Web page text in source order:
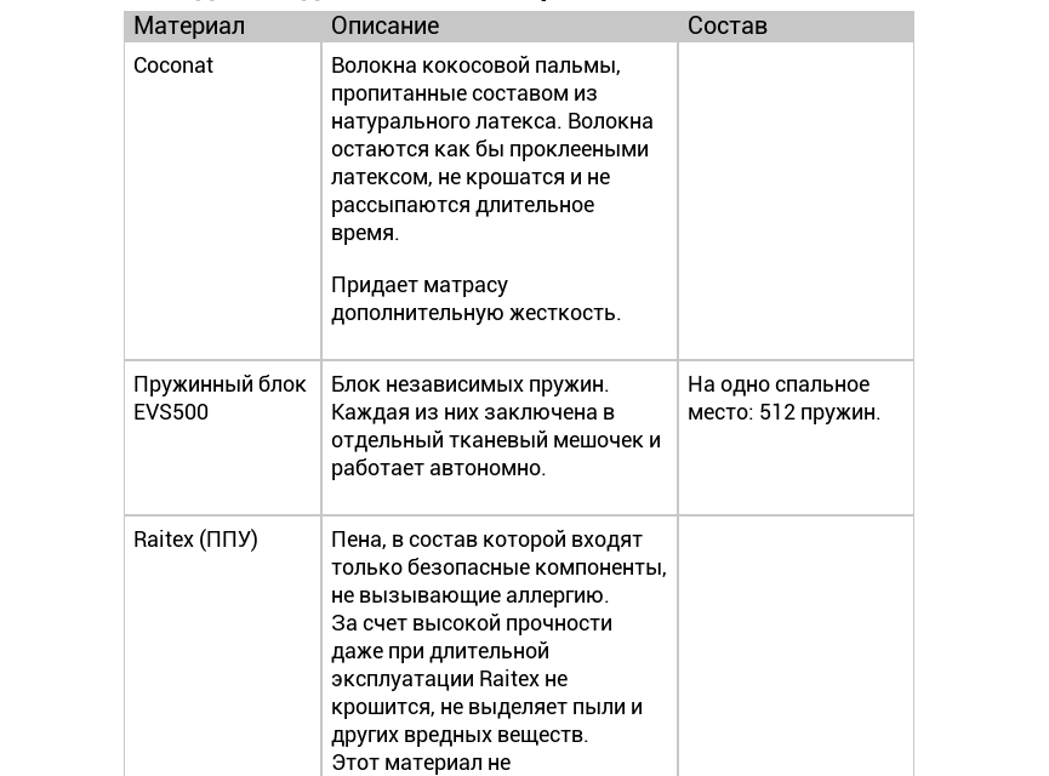
Материал Описание Состав
Coconat
Волокна кокосовой пальмы,
пропитанные составом из
натурального латекса. Волокна
остаются как бы проклееными
латексом, не крошатся и не
рассыпаются длительное
время.
Придает матрасу
дополнительную жесткость.
Пружинный блок
EVS500
Блок независимых пружин.
Каждая из них заключена в
отдельный тканевый мешочек и
работает автономно.
На одно спальное
место: 512 пружин.
Raitex (ППУ)
Пена, в состав которой входят
только безопасные компоненты,
не вызывающие аллергию.
За счет высокой прочности
даже при длительной
эксплуатации Raitex не
крошится, не выделяет пыли и
других вредных веществ.
Этот материал не